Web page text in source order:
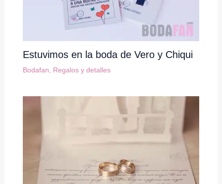
Estuvimos en la boda de Vero y Chiqui
Bodafan Regalos y detalles